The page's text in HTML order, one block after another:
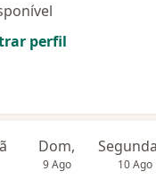
perfil
Dom,
9 Ago 10 Ago